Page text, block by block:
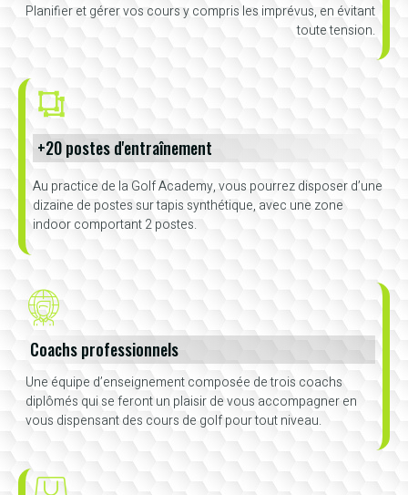
Planifier et gérer vos cours y compris les imprévus, en évitant
toute tension.
+20 postes d'entraînement
Au practice de la Golf Academy, vous pourrez disposer d’une
dizaine de postes sur tapis synthétique, avec une zone
indoor comportant 2 postes.
Coachs professionnels
Une équipe d’enseignement composée de trois coachs
diplômés qui se feront un plaisir de vous accompagner en
vous dispensant des cours de golf pour tout niveau.